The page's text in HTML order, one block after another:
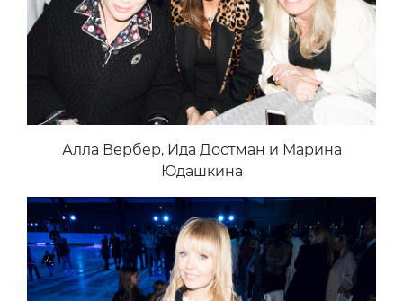
Алла Вербер, Ида Достман и Марина
Юдашкина